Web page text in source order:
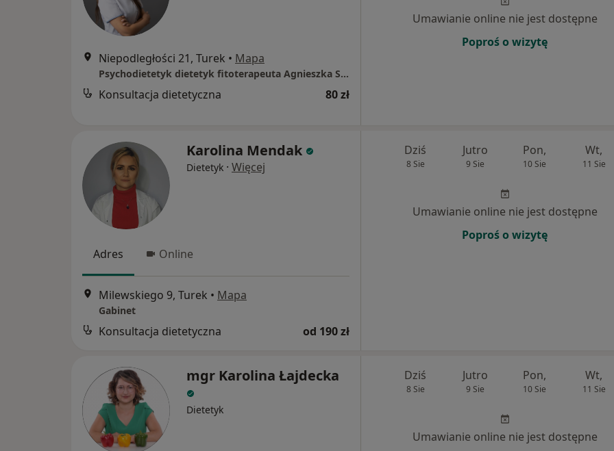
Niepodległości 21, Turek • Mapa
Psychodietetyk dietetyk fitoterapeuta Agnieszka Szczepaniak-Rybka
Konsultacja dietetyczna 80 zł
Umawianie online nie jest dostępne
Poproś o wizytę
Karolina Mendak
Dietetyk · Więcej
Adres Online
Milewskiego 9, Turek • Mapa
Gabinet
Konsultacja dietetyczna od 190 zł
Dziś
8 Sie
Jutro
9 Sie
Pon,
10 Sie
Wt,
11 Sie
Umawianie online nie jest dostępne
Poproś o wizytę
mgr Karolina Łajdecka
Dietetyk
Dziś
8 Sie
Jutro
9 Sie
Pon,
10 Sie
Wt,
11 Sie
Umawianie online nie jest dostępne